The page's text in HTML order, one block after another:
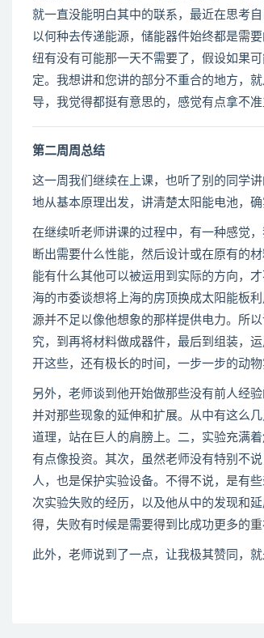
就一直没能明白其中的联系，最近在思考
以何种去传递能源，储能器件始终都是需
纽有没有可能那一天不需要了，假设如果
定。我想讲和您讲的部分不重合的地方，
导，我觉得都挺有意思的，感觉有点拿不
第二周周总结
这一周我们继续在上课，也听了别的同学
地从基本原理出发，讲清楚太阳能电池，
在继续听老师讲课的过程中，有一种感觉
断出需要什么性能，然后设计或在原有的
能有什么其他可以被运用到实际的方向，
海的市委谈想将上海的房顶换成太阳能板
源并不足以像他想象的那样提供电力。所
究，到再将材料做成器件，最后到组装，
开这些，还有极长的时间，一步一步的动
另外，老师谈到他开始做那些没有前人经
并对那些现象的延伸和扩展。从中有这么
道理，站在巨人的肩膀上。二，实验充满
有点像投资。其次，虽然老师没有特别不
人，也是保护实验设备。不得不说，是有
次实验失败的经历，以及他从中的发现和
得，失败有时候是需要得到比成功更多的重
此外，老师说到了一点，让我极其赞同，